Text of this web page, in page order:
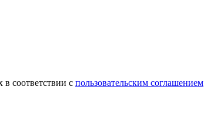
соответствии с пользовательским соглашением